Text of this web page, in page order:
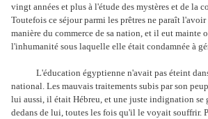
vingt années et plus à l'étude des mystères et de la
Toutefois ce séjour parmi les prêtres ne paraît
manière du commerce de sa nation, et il eut mainte
l'inhumanité sous laquelle elle était condamnée à
L'éducation égyptienne n'avait pas éteint dans
national. Les mauvais traitements subis par son
lui aussi, il était Hébreu, et une juste indignation se
dedans de lui, toutes les fois qu'il le voyait souffrir.